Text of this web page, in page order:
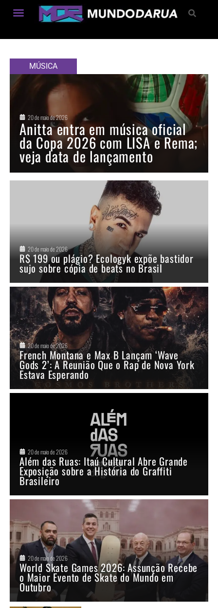
MÚSICA
20 de maio de 2026
Anitta entra em música oficial
da Copa 2026 com LISA e Rema;
veja data de lançamento
20 de maio de 2026
R$ 199 ou plágio? Ecologyk expõe bastidor
sujo sobre cópia de beats no Brasil
20 de maio de 2026
French Montana e Max B Lançam ‘Wave
Gods 2’: A Reunião Que o Rap de Nova York
Estava Esperando
20 de maio de 2026
Além das Ruas: Itaú Cultural Abre Grande
Exposição sobre a História do Graffiti
Brasileiro
20 de maio de 2026
World Skate Games 2026: Assunção Recebe
o Maior Evento de Skate do Mundo em
Outubro